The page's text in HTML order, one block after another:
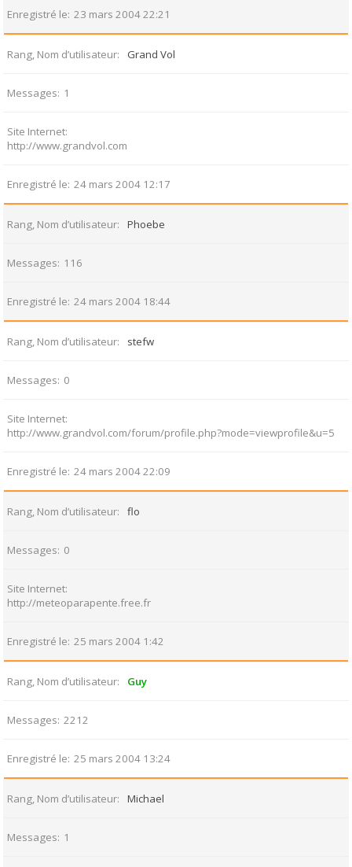
Enregistré le 23 mars 2004 22:21
Rang, Nom d’utilisateur Grand Vol
Messages 1
Site Internet
http://www.grandvol.com
Enregistré le 24 mars 2004 12:17
Rang, Nom d’utilisateur Phoebe
Messages 116
Enregistré le 24 mars 2004 18:44
Rang, Nom d’utilisateur stefw
Messages 0
Site Internet
http://www.grandvol.com/forum/profile.php?mode=viewprofile&u=5
Enregistré le 24 mars 2004 22:09
Rang, Nom d’utilisateur flo
Messages 0
Site Internet
http://meteoparapente.free.fr
Enregistré le 25 mars 2004 1:42
Rang, Nom d’utilisateur Guy
Messages 2212
Enregistré le 25 mars 2004 13:24
Rang, Nom d’utilisateur Michael
Messages 1